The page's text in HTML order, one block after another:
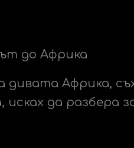
до Африка
дивата Африка,
исках да разбера